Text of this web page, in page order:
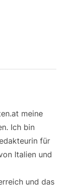
meine
Ich bin
für
Italien und
und das